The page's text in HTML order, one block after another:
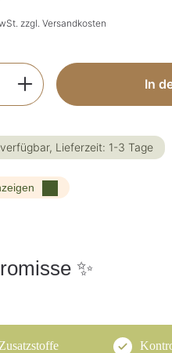
zzgl. Versandkosten
Anzahl: Gib den
In
Lieferzeit: 1-3 Tage
✨